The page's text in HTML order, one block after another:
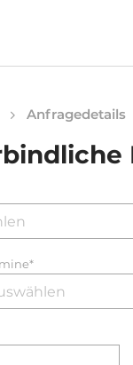
Anfragedetails